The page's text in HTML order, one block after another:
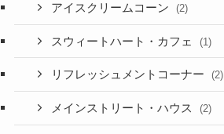
アイスクリームコーン (2)
スウィートハート・カフェ (1)
リフレッシュメントコーナー (2)
メインストリート・ハウス (2)